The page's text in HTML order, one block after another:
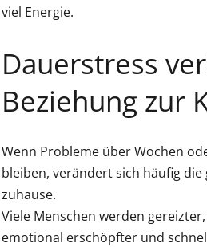
viel Energie.
Dauerstress
Beziehung zur
Wenn Probleme über Wochen
bleiben, verändert sich häufig
zuhause.
Viele Menschen werden
emotional erschöpfter und